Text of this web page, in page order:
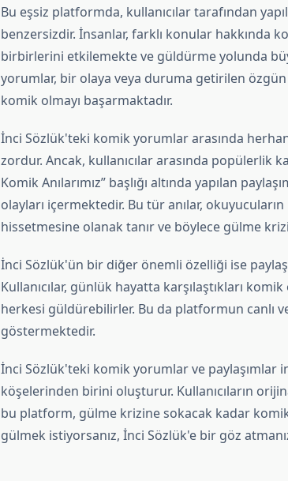
Bu eşsiz platformda, kullanıcılar tarafından
benzersizdir. İnsanlar, farklı konular hakkında
birbirlerini etkilemekte ve güldürme yolunda
yorumlar, bir olaya veya duruma getirilen özgün
komik olmayı başarmaktadır.
İnci Sözlük'teki komik yorumlar arasında
zordur. Ancak, kullanıcılar arasında popülerlik
Komik Anılarımız” başlığı altında yapılan
olayları içermektedir. Bu tür anılar,
hissetmesine olanak tanır ve böylece gülme
İnci Sözlük'ün bir diğer önemli özelliği ise
Kullanıcılar, günlük hayatta karşılaştıkları
herkesi güldürebilirler. Bu da platformun canlı
göstermektedir.
İnci Sözlük'teki komik yorumlar ve paylaşımlar
köşelerinden birini oluşturur. Kullanıcıların
bu platform, gülme krizine sokacak kadar
gülmek istiyorsanız, İnci Sözlük'e bir göz